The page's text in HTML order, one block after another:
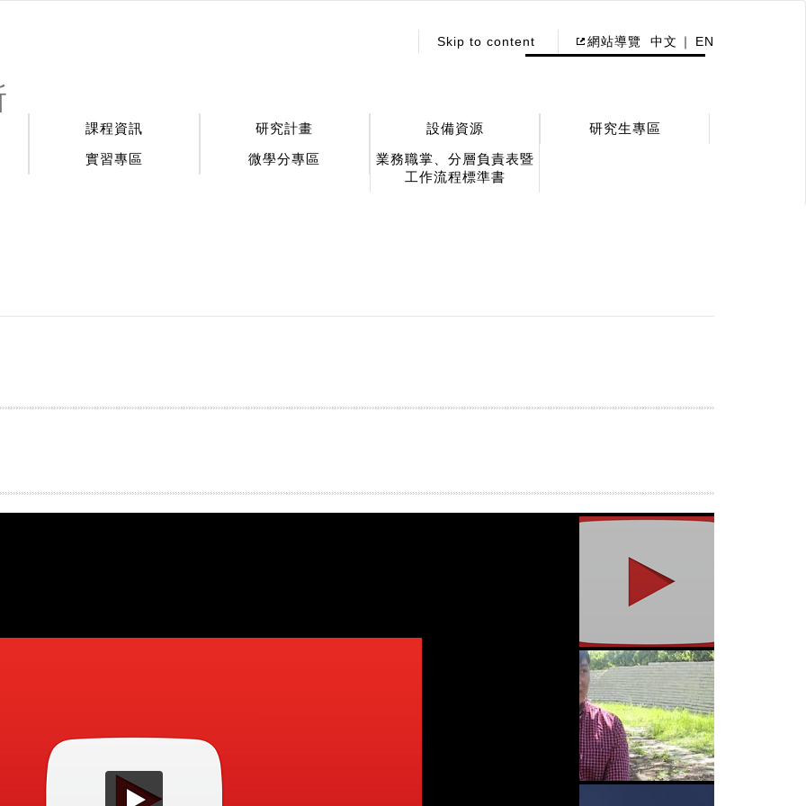
Skip to content 網站導覽 中文 EN
課程資訊 研究計畫 設備資源
研究生專區
實習專區
微學分專區
業務職掌、分層負責表暨
工作流程標準書